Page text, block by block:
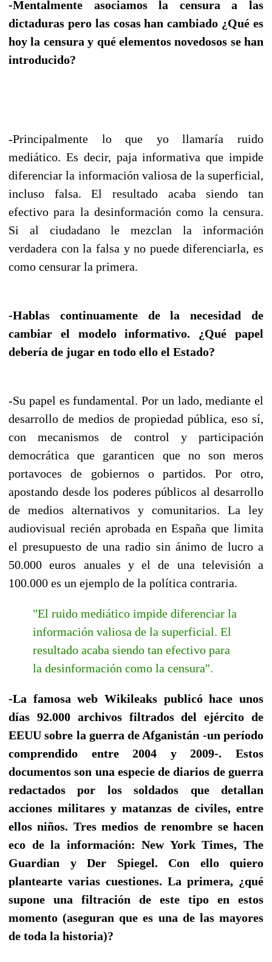
-Mentalmente asociamos la censura a las
dictaduras pero las cosas han cambiado ¿Qué es
hoy la censura y qué elementos novedosos se han
introducido?
-Principalmente lo que yo llamaría ruido
mediático. Es decir, paja informativa que impide
diferenciar la información valiosa de la superficial,
incluso falsa. El resultado acaba siendo tan
efectivo para la desinformación como la censura.
Si al ciudadano le mezclan la información
verdadera con la falsa y no puede diferenciarla, es
como censurar la primera.
-Hablas continuamente de la necesidad de
cambiar el modelo informativo. ¿Qué papel
debería de jugar en todo ello el Estado?
-Su papel es fundamental. Por un lado, mediante el
desarrollo de medios de propiedad pública, eso sí,
con mecanismos de control y participación
democrática que garanticen que no son meros
portavoces de gobiernos o partidos. Por otro,
apostando desde los poderes públicos al desarrollo
de medios alternativos y comunitarios. La ley
audiovisual recién aprobada en España que limita
el presupuesto de una radio sin ánimo de lucro a
50.000 euros anuales y el de una televisión a
100.000 es un ejemplo de la política contraria.
"El ruido mediático impide diferenciar la
información valiosa de la superficial. El
resultado acaba siendo tan efectivo para
la desinformación como la censura".
-La famosa web Wikileaks publicó hace unos
días 92.000 archivos filtrados del ejército de
EEUU sobre la guerra de Afganistán -un período
comprendido entre 2004 y 2009-. Estos
documentos son una especie de diarios de guerra
redactados por los soldados que detallan
acciones militares y matanzas de civiles, entre
ellos niños. Tres medios de renombre se hacen
eco de la información: New York Times, The
Guardian y Der Spiegel. Con ello quiero
plantearte varias cuestiones. La primera, ¿qué
supone una filtración de este tipo en estos
momento (aseguran que es una de las mayores
de toda la historia)?